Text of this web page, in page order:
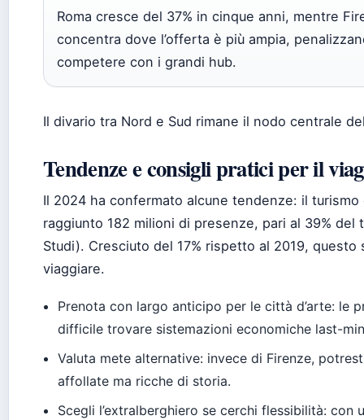
Roma cresce del 37% in cinque anni, mentre
concentra dove l’offerta è più ampia,
competere con i grandi hub.
Il divario tra Nord e Sud rimane il nodo centrale
Tendenze e consigli pratici per il
Il 2024 ha confermato alcune tendenze: il
raggiunto 182 milioni di presenze, pari al 39% del
Studi). Cresciuto del 17% rispetto al 2019,
viaggiare.
Prenota con largo anticipo per le città d’arte: le
difficile trovare sistemazioni economiche last-
Valuta mete alternative: invece di Firenze,
affollate ma ricche di storia.
Scegli l’extralberghiero se cerchi flessibilità: con